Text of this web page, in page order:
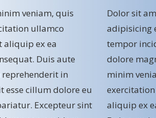
veniam, quis
ullamco
aliquip ex ea
Duis aute
in
esse cillum dolore eu
Excepteur sint
Dolor sit
adipisicing
tempor
dolore
minim
aliquip ex